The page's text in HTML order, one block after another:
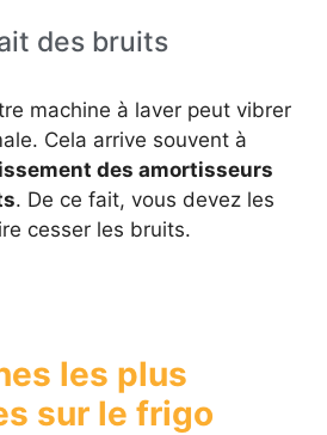
des bruits
machine à laver peut vibrer
Cela arrive souvent à
des amortisseurs
. De ce fait, vous devez les
cesser les bruits.
les plus
sur le frigo